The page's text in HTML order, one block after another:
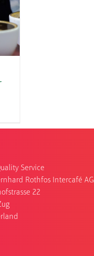
Service
Rothfos Intercafé AG
22